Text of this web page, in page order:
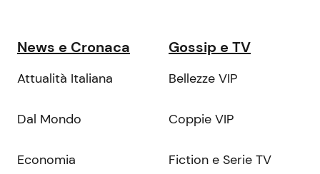
News e Cronaca
Attualità Italiana
Dal Mondo
Economia
Gossip e TV
Bellezze VIP
Coppie VIP
Fiction e Serie TV